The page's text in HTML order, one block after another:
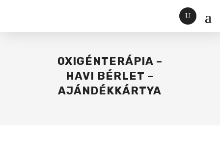
OXIGÉNTERÁPIA –
HAVI BÉRLET –
AJÁNDÉKKÁRTYA